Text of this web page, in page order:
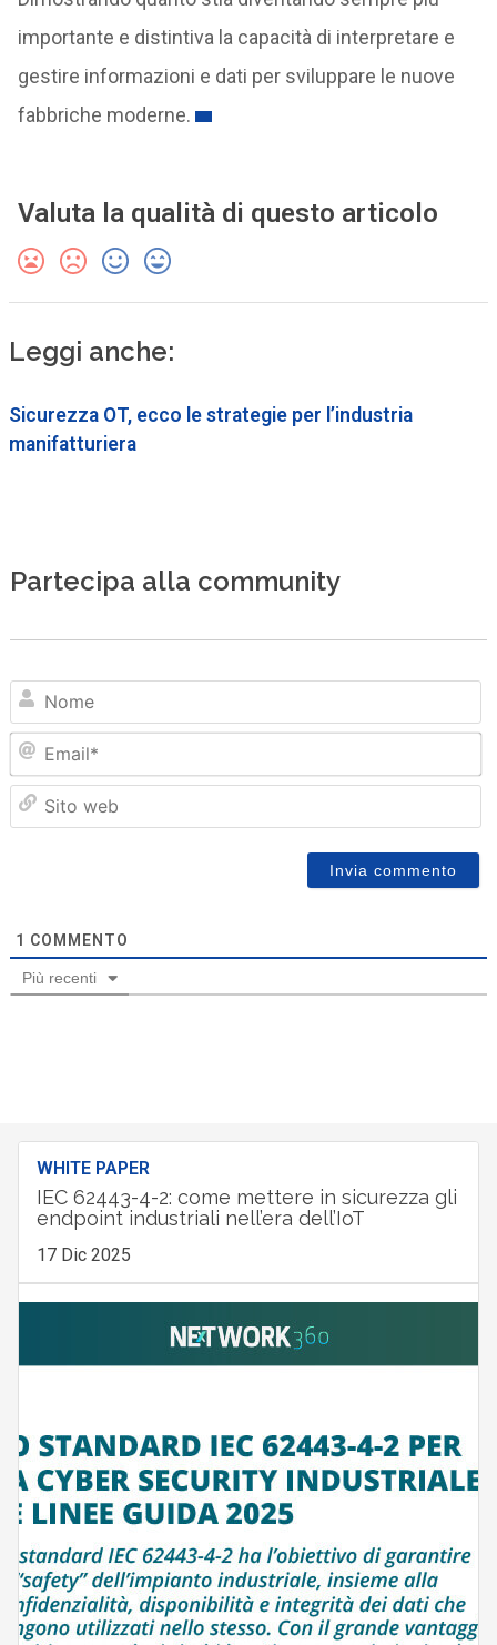
importante e distintiva la capacità di interpretare e
gestire informazioni e dati per sviluppare le nuove
fabbriche moderne.
Valuta la qualità di questo articolo
Leggi anche:
Sicurezza OT, ecco le strategie per l’industria
manifatturiera
Partecipa alla community
1 COMMENTO
Più recenti
WHITE PAPER
IEC 62443-4-2: come mettere in sicurezza gli
endpoint industriali nell’era dell’IoT
17 Dic 2025